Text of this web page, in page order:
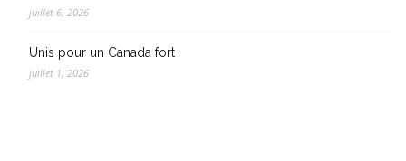
juillet 6, 2026
Unis pour un Canada fort
juillet 1, 2026